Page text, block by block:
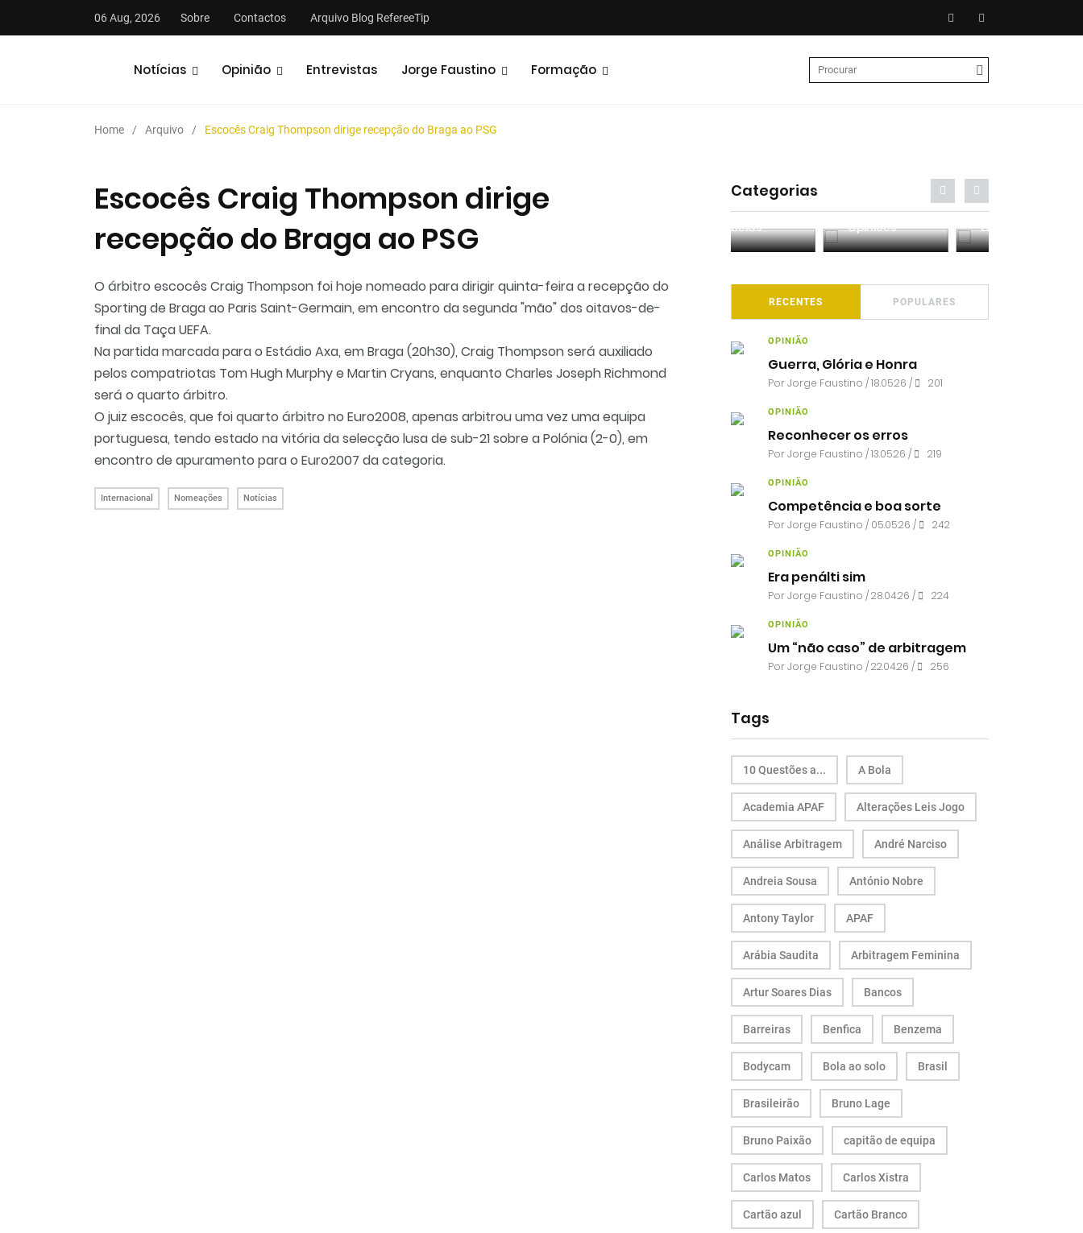
06 Aug, 2026 Sobre Contactos Arquivo Blog RefereeTip
Notícias Opinião Entrevistas Jorge Faustino Formação
Home Arquivo Escocês Craig Thompson dirige recepção do Braga ao PSG
Escocês Craig Thompson dirige
recepção do Braga ao PSG
O árbitro escocês Craig Thompson foi hoje nomeado para dirigir quinta-feira a recepção do
Sporting de Braga ao Paris Saint-Germain, em encontro da segunda "mão" dos oitavos-de-
final da Taça UEFA.
Na partida marcada para o Estádio Axa, em Braga (20h30), Craig Thompson será auxiliado
pelos compatriotas Tom Hugh Murphy e Martin Cryans, enquanto Charles Joseph Richmond
será o quarto árbitro.
O juiz escocês, que foi quarto árbitro no Euro2008, apenas arbitrou uma vez uma equipa
portuguesa, tendo estado na vitória da selecção lusa de sub-21 sobre a Polónia (2-0), em
encontro de apuramento para o Euro2007 da categoria.
Internacional Nomeações Notícias
Categorias
Podcasts Entrevistas Análises
RECENTES POPULARES
OPINIÃO
Guerra, Glória e Honra
PorJorge Faustino / 18.05.26 / 201
OPINIÃO
Reconhecer os erros
PorJorge Faustino / 13.05.26 / 219
OPINIÃO
Competência e boa sorte
PorJorge Faustino / 05.05.26 / 242
OPINIÃO
Era penálti sim
PorJorge Faustino / 28.04.26 / 224
OPINIÃO
Um “não caso” de arbitragem
PorJorge Faustino / 22.04.26 / 256
Tags
10 Questões a... A Bola
Academia APAF Alterações Leis Jogo
Análise Arbitragem André Narciso
Andreia Sousa António Nobre
Antony Taylor APAF
Arábia Saudita Arbitragem Feminina
Artur Soares Dias Bancos
Barreiras Benfica Benzema
Bodycam Bola ao solo Brasil
Brasileirão Bruno Lage
Bruno Paixão capitão de equipa
Carlos Matos Carlos Xistra
Cartão azul Cartão Branco